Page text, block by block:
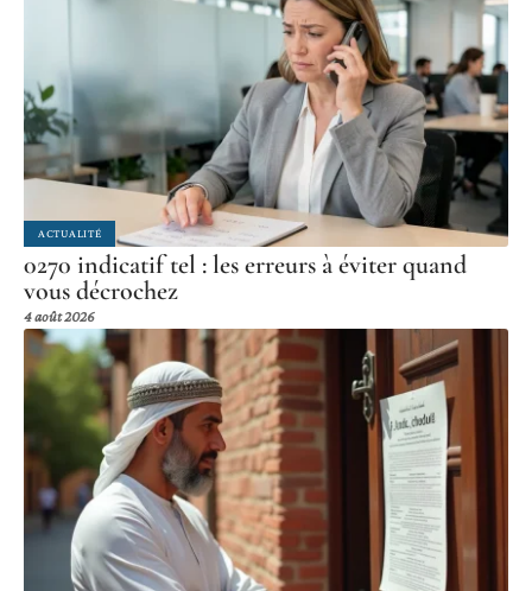
ACTUALITÉ
0270 indicatif tel : les erreurs à éviter quand
vous décrochez
4 août 2026